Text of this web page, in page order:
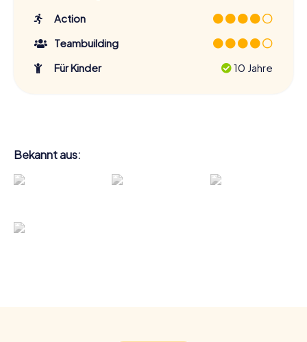
Action
Teambuilding
Für Kinder
10 Jahre
Bekannt aus: